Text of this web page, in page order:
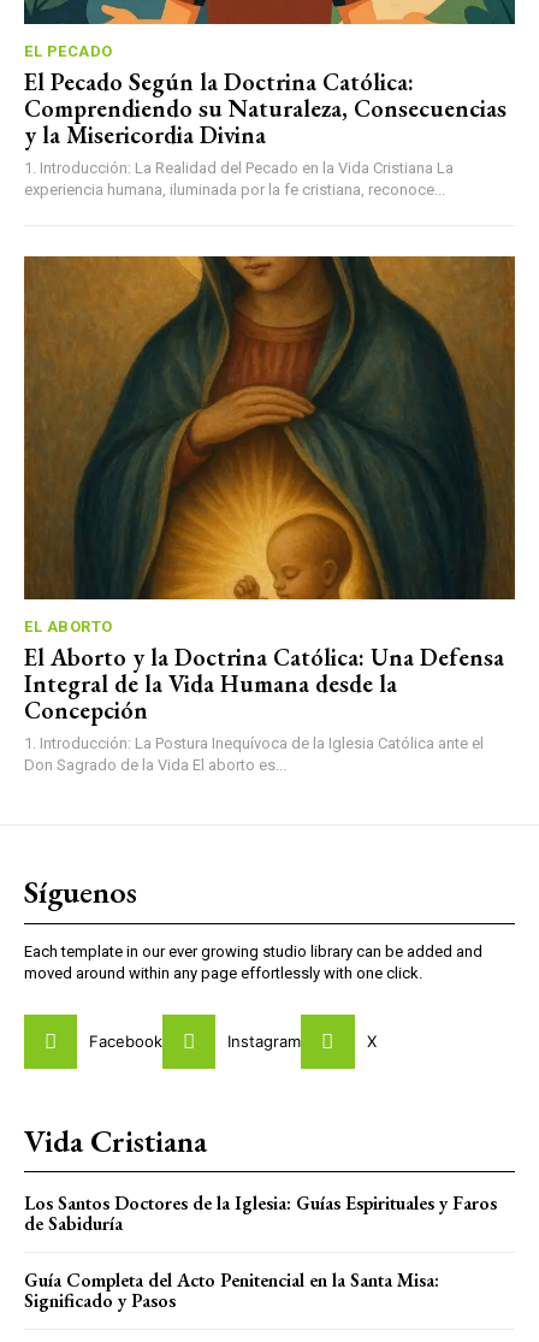
EL PECADO
El Pecado Según la Doctrina Católica:
Comprendiendo su Naturaleza, Consecuencias
y la Misericordia Divina
1. Introducción: La Realidad del Pecado en la Vida Cristiana La
experiencia humana, iluminada por la fe cristiana, reconoce...
EL ABORTO
El Aborto y la Doctrina Católica: Una Defensa
Integral de la Vida Humana desde la
Concepción
1. Introducción: La Postura Inequívoca de la Iglesia Católica ante el
Don Sagrado de la Vida El aborto es...
Síguenos
Each template in our ever growing studio library can be added and
moved around within any page effortlessly with one click.
Facebook Instagram X
Vida Cristiana
Los Santos Doctores de la Iglesia: Guías Espirituales y Faros
de Sabiduría
Guía Completa del Acto Penitencial en la Santa Misa:
Significado y Pasos